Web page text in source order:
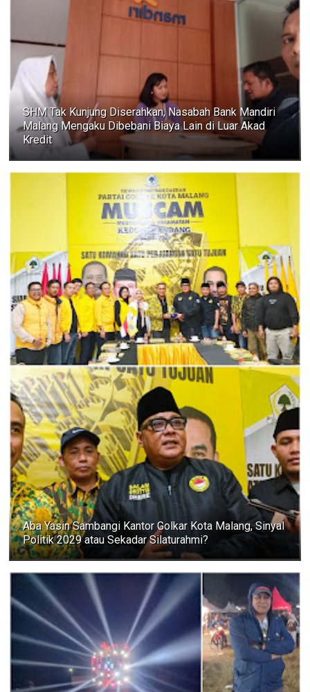
SHM Tak Kunjung Diserahkan, Nasabah Bank Mandiri
Malang Mengaku Dibebani Biaya Lain di Luar Akad
Kredit
Aba Yasin Sambangi Kantor Golkar Kota Malang, Sinyal
Politik 2029 atau Sekadar Silaturahmi?